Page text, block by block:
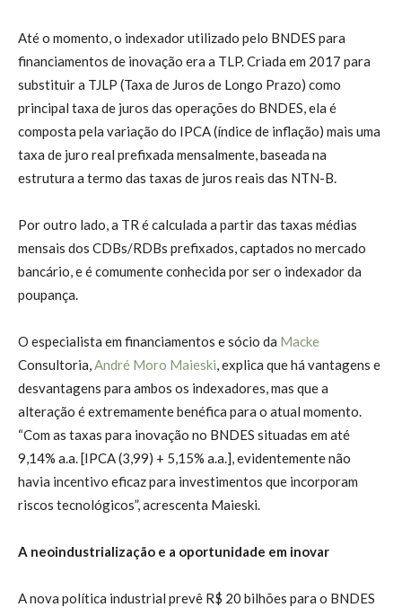
Até o momento, o indexador utilizado pelo BNDES para
financiamentos de inovação era a TLP. Criada em 2017 para
substituir a TJLP (Taxa de Juros de Longo Prazo) como
principal taxa de juros das operações do BNDES, ela é
composta pela variação do IPCA (índice de inflação) mais uma
taxa de juro real prefixada mensalmente, baseada na
estrutura a termo das taxas de juros reais das NTN-B.
Por outro lado, a TR é calculada a partir das taxas médias
mensais dos CDBs/RDBs prefixados, captados no mercado
bancário, e é comumente conhecida por ser o indexador da
poupança.
O especialista em financiamentos e sócio da Macke
Consultoria, André Moro Maieski , explica que há vantagens e
desvantagens para ambos os indexadores, mas que a
alteração é extremamente benéfica para o atual momento.
“Com as taxas para inovação no BNDES situadas em até
9,14% a.a. [IPCA (3,99) + 5,15% a.a.], evidentemente não
havia incentivo eficaz para investimentos que incorporam
riscos tecnológicos”, acrescenta Maieski.
A neoindustrialização e a oportunidade em inovar
A nova política industrial prevê R$ 20 bilhões para o BNDES